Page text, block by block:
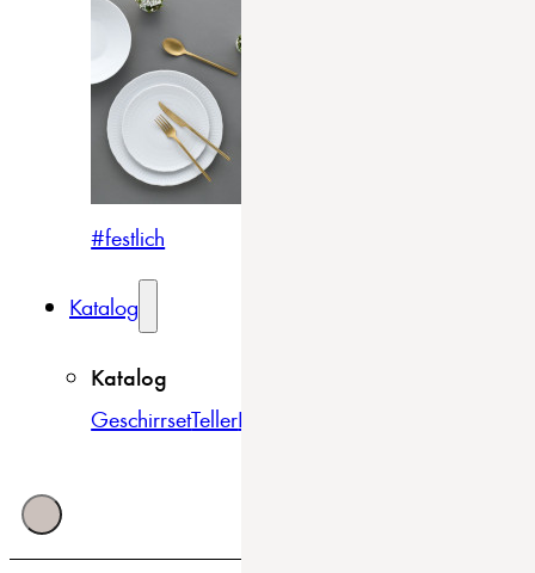
#festlich
Katalog
Katalog
GeschirrsetTellerBowls & Schüsseln